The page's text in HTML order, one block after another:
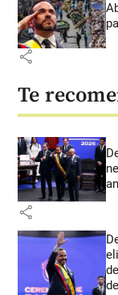
share
Te
share